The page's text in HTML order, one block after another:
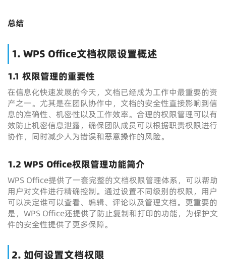
总结
1. WPS Office文档权限设置概述
1.1 权限管理的重要性
在信息化快速发展的今天，文档已经成为工作中最重要的资
产之一。尤其是在团队协作中，文档的安全性直接影响到信
息的准确性、机密性以及工作效率。合理的权限管理可以有
效防止机密信息泄露，确保团队成员可以根据职责权限进行
协作，同时减少人为错误和恶意操作的风险。
1.2 WPS Office权限管理功能简介
WPS Office提供了一套完整的文档权限管理体系，可以帮助
用户对文件进行精确控制。通过设置不同级别的权限，用户
可以决定谁可以查看、编辑、评论以及管理文档。更重要的
是，WPS Office还提供了防止复制和打印的功能，为保护文
件的安全性提供了更多保障。
2. 如何设置文档权限